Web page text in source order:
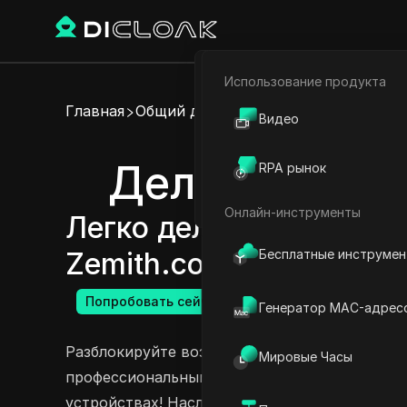
Электронная коммерция
Использование продукта
Видео
RPA рынок
Онлайн-инструменты
Бесплатные
Генератор MAC-
Мировые Часы
Главная Общий доступ к аккаунту
Делитесь
Легко делитесь
Zemith.com Plus и
Попробовать сейчас
Разблокируйте возможности Zemith.com с
профессиональными планами, позволяя
устройствах! Наслаждайтесь бесшовным